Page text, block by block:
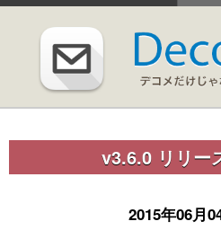
v3.6.0 リリー
2015年06月